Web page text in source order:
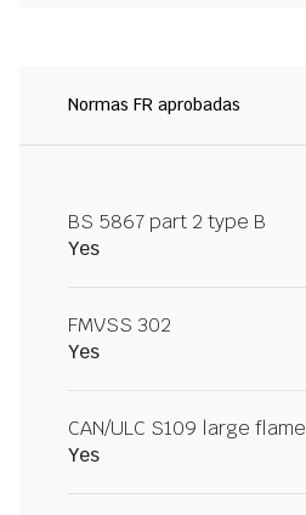
Normas FR aprobadas
BS 5867 part 2 type B
Yes
FMVSS 302
Yes
CAN/ULC S109 large flame
Yes